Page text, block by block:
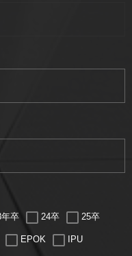
卒 24卒 25卒
EPOK IPU